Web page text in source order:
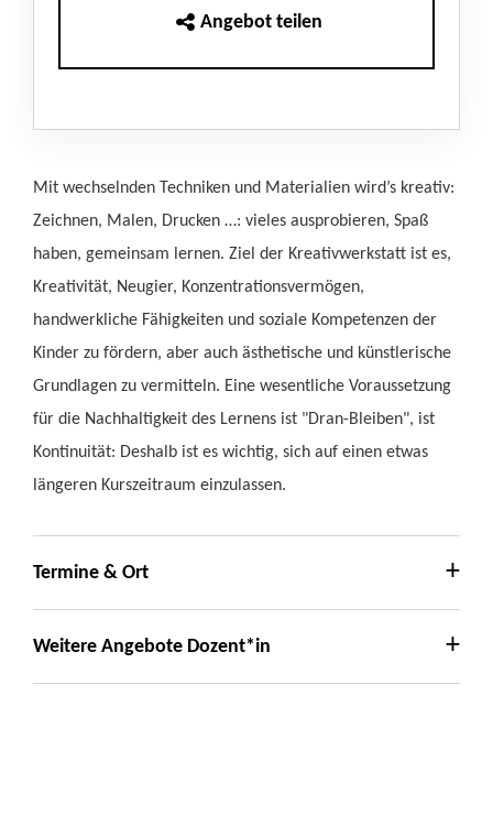
Angebot teilen
Mit wechselnden Techniken und Materialien wird’s kreativ:
Zeichnen, Malen, Drucken …: vieles ausprobieren, Spaß
haben, gemeinsam lernen. Ziel der Kreativwerkstatt ist es,
Kreativität, Neugier, Konzentrationsvermögen,
handwerkliche Fähigkeiten und soziale Kompetenzen der
Kinder zu fördern, aber auch ästhetische und künstlerische
Grundlagen zu vermitteln. Eine wesentliche Voraussetzung
für die Nachhaltigkeit des Lernens ist "Dran-Bleiben", ist
Kontinuität: Deshalb ist es wichtig, sich auf einen etwas
längeren Kurszeitraum einzulassen.
Termine & Ort
Weitere Angebote Dozent*in